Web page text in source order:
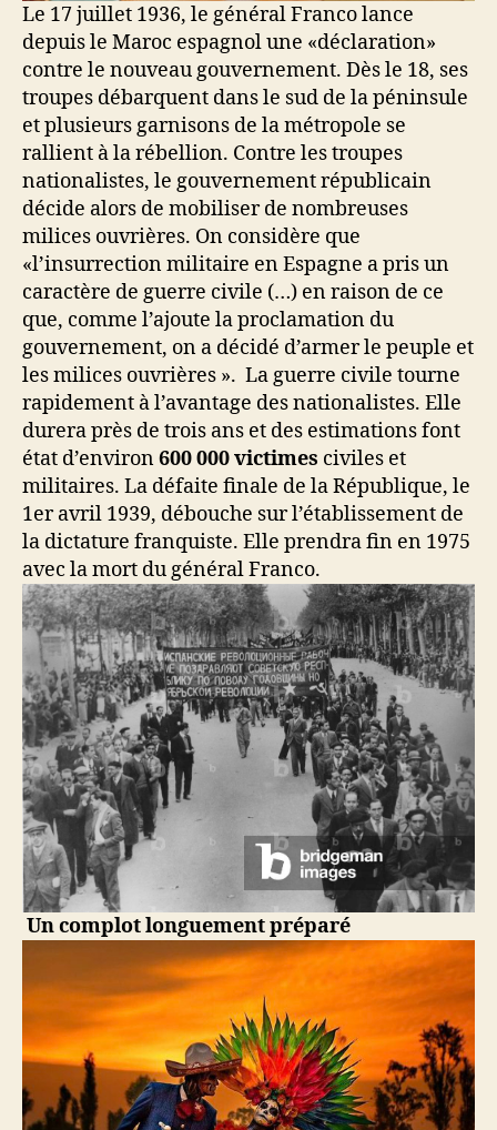
Le 17 juillet 1936, le général Franco lance
depuis le Maroc espagnol une «déclaration»
contre le nouveau gouvernement. Dès le 18, ses
troupes débarquent dans le sud de la péninsule
et plusieurs garnisons de la métropole se
rallient à la rébellion. Contre les troupes
nationalistes, le gouvernement républicain
décide alors de mobiliser de nombreuses
milices ouvrières. On considère que
«l’insurrection militaire en Espagne a pris un
caractère de guerre civile (…) en raison de ce
que, comme l’ajoute la proclamation du
gouvernement, on a décidé d’armer le peuple et
les milices ouvrières ». La guerre civile tourne
rapidement à l’avantage des nationalistes. Elle
durera près de trois ans et des estimations font
état d’environ600 000 victimes civiles et
militaires. La défaite finale de la République, le
1er avril 1939, débouche sur l’établissement de
la dictature franquiste. Elle prendra fin en 1975
avec la mort du général Franco.
Un complot longuement préparé